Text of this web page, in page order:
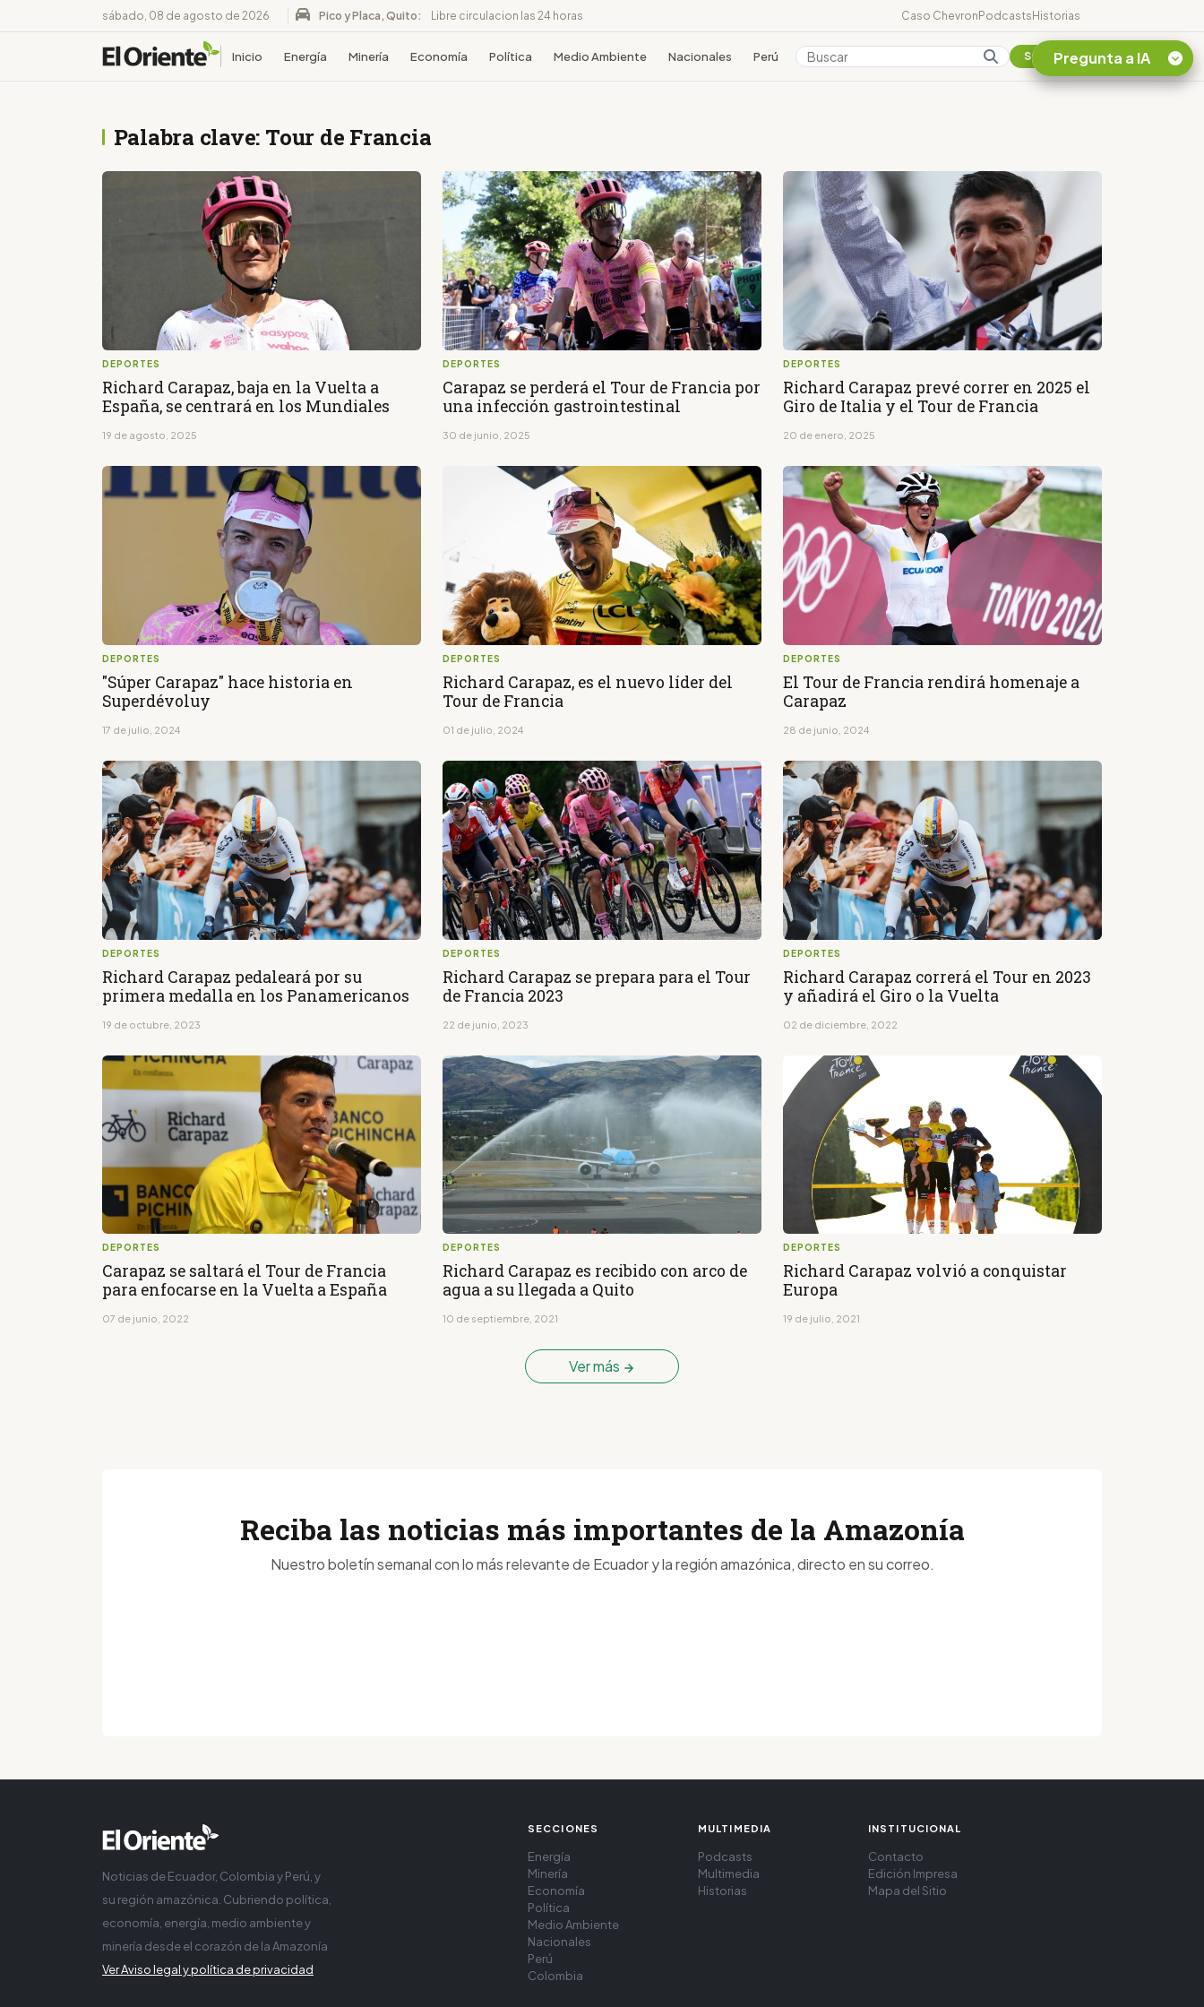
sábado, 08 de agosto de 2026 Pico y Placa, Quito: Libre circulacion las 24 horas Caso ChevronPodcastsHistorias
Inicio Energía Minería Economía Política Medio Ambiente Nacionales Perú Colombia Suscribirse
Palabra clave: Tour de Francia
DEPORTES
Richard Carapaz, baja en la Vuelta a
España, se centrará en los Mundiales
19 de agosto, 2025
DEPORTES
Carapaz se perderá el Tour de Francia por
una infección gastrointestinal
30 de junio, 2025
DEPORTES
Richard Carapaz prevé correr en 2025 el
Giro de Italia y el Tour de Francia
20 de enero, 2025
DEPORTES
"Súper Carapaz" hace historia en
Superdévoluy
17 de julio, 2024
DEPORTES
Richard Carapaz, es el nuevo líder del
Tour de Francia
01 de julio, 2024
DEPORTES
El Tour de Francia rendirá homenaje a
Carapaz
28 de junio, 2024
DEPORTES
Richard Carapaz pedaleará por su
primera medalla en los Panamericanos
19 de octubre, 2023
DEPORTES
Richard Carapaz se prepara para el Tour
de Francia 2023
22 de junio, 2023
DEPORTES
Richard Carapaz correrá el Tour en 2023
y añadirá el Giro o la Vuelta
02 de diciembre, 2022
DEPORTES
Carapaz se saltará el Tour de Francia
para enfocarse en la Vuelta a España
07 de junio, 2022
DEPORTES
Richard Carapaz es recibido con arco de
agua a su llegada a Quito
10 de septiembre, 2021
DEPORTES
Richard Carapaz volvió a conquistar
Europa
19 de julio, 2021
Ver más
Pregunta a IA
¿En que consiste la
tasa minera que rige en
Reciba las noticias más importantes de la Amazonía
Nuestro boletín semanal con lo más relevante de Ecuador y la región amazónica, directo en su correo.
Noticias de Ecuador, Colombia y Perú, y
su región amazónica. Cubriendo política,
economía, energía, medio ambiente y
minería desde el corazón de la Amazonía
Ver Aviso legal y política de privacidad
SECCIONES
Energía
Minería
Economía
Política
Medio Ambiente
Nacionales
Perú
Colombia
MULTIMEDIA
Podcasts
Multimedia
Historias
INSTITUCIONAL
Contacto
Edición Impresa
Mapa del Sitio